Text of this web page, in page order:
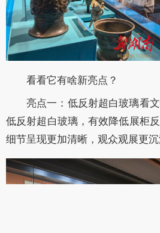
看看它有啥新亮点？
亮点一：低反射超白玻璃看
低反射超白玻璃，有效降低展柜
细节呈现更加清晰，观众观展更沉